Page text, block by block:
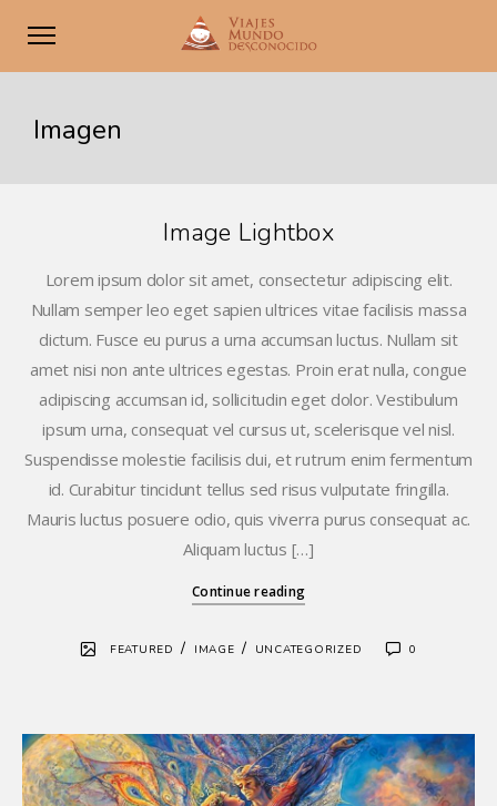
Imagen
Image Lightbox
Lorem ipsum dolor sit amet, consectetur adipiscing elit.
Nullam semper leo eget sapien ultrices vitae facilisis massa
dictum. Fusce eu purus a urna accumsan luctus. Nullam sit
amet nisi non ante ultrices egestas. Proin erat nulla, congue
adipiscing accumsan id, sollicitudin eget dolor. Vestibulum
ipsum urna, consequat vel cursus ut, scelerisque vel nisl.
Suspendisse molestie facilisis dui, et rutrum enim fermentum
id. Curabitur tincidunt tellus sed risus vulputate fringilla.
Mauris luctus posuere odio, quis viverra purus consequat ac.
Aliquam luctus […]
Continue reading
FEATURED / IMAGE / UNCATEGORIZED 0